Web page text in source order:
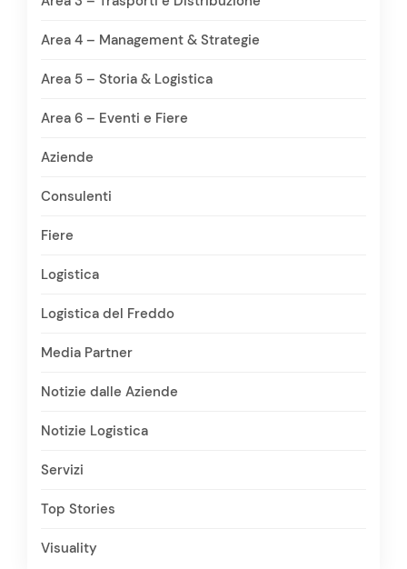
Area 4 – Management & Strategie
Area 5 – Storia & Logistica
Area 6 – Eventi e Fiere
Aziende
Consulenti
Fiere
Logistica
Logistica del Freddo
Media Partner
Notizie dalle Aziende
Notizie Logistica
Servizi
Top Stories
Visuality